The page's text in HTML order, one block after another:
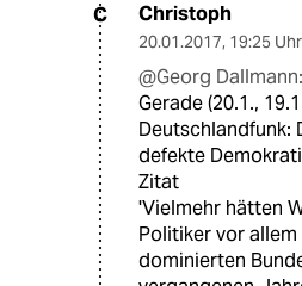
C Christoph
20.01.2017, 19:25 Uhr
@Georg Dallmann:
Gerade (20.1.,
Deutschlandfunk:
defekte
Zitat
'Vielmehr hätten
Politiker vor
dominierten